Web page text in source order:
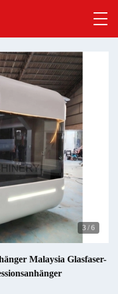
3 / 6
Malaysia Glasfaser-